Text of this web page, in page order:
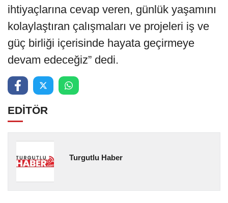
ihtiyaçlarına cevap veren, günlük yaşamını
kolaylaştıran çalışmaları ve projeleri iş ve
güç birliği içerisinde hayata geçirmeye
devam edeceğiz” dedi.
EDİTÖR
Turgutlu Haber